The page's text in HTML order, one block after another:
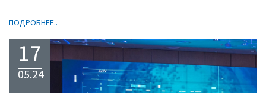
ПОДРОБНЕЕ..
17
05.24